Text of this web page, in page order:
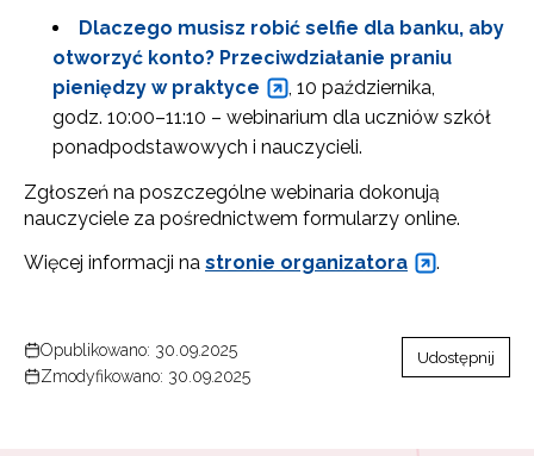
Dlaczego musisz robić selfie dla banku, aby
otworzyć konto? Przeciwdziałanie praniu
pieniędzy w praktyce
, 10 października,
godz. 10:00–11:10 – webinarium dla uczniów szkół
ponadpodstawowych i nauczycieli.
Zgłoszeń na poszczególne webinaria dokonują
nauczyciele za pośrednictwem formularzy online.
Więcej informacji na stronie organizatora .
Opublikowano: 30.09.2025
Zmodyfikowano: 30.09.2025
Udostępnij